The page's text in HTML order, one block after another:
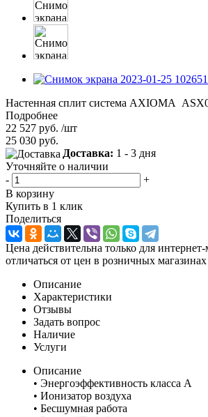
Настенная сплит система AXIOMA
Подробнее
22 527 руб. /шт
25 030 руб.
Доставка: 1 - 3 дня
Уточняйте о наличии
-
+
В корзину
Купить в 1 клик
Поделиться
Цена действительна только для
отличаться от цен в розничных магазинах
Описание
Характеристики
Отзывы
Задать вопрос
Наличие
Услуги
Описание
• Энергоэффективность класса А
• Ионизатор воздуха
• Бесшумная работа